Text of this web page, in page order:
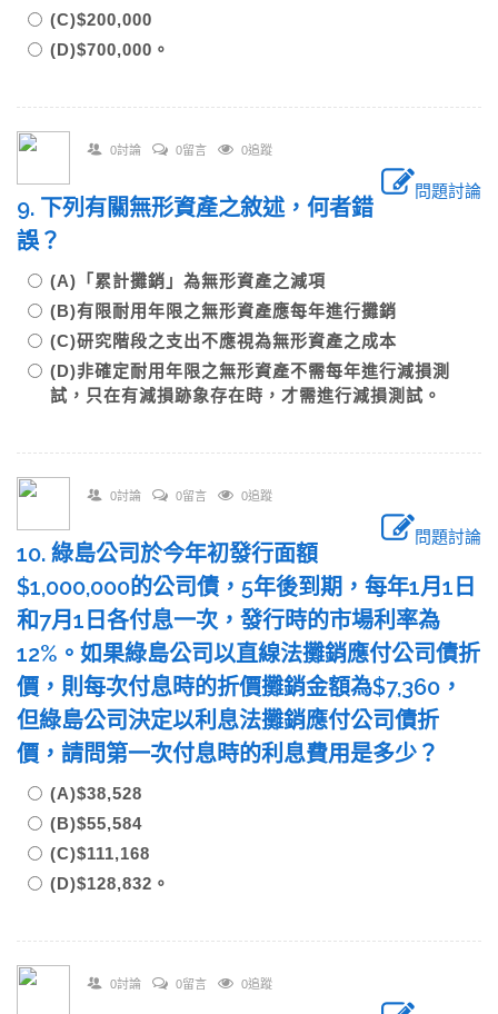
(C)$200,000
(D)$700,000。
0討論 0留言 0追蹤
問題討論
9. 下列有關無形資產之敘述，何者錯
誤？
(A)「累計攤銷」為無形資產之減項
(B)有限耐用年限之無形資產應每年進行攤銷
(C)研究階段之支出不應視為無形資產之成本
(D)非確定耐用年限之無形資產不需每年進行減損測
試，只在有減損跡象存在時，才需進行減損測試。
0討論 0留言 0追蹤
問題討論
10. 綠島公司於今年初發行面額
$1,000,000的公司債，5年後到期，每年1月1日
和7月1日各付息一次，發行時的市場利率為
12%。如果綠島公司以直線法攤銷應付公司債折
價，則每次付息時的折價攤銷金額為$7,360，
但綠島公司決定以利息法攤銷應付公司債折
價，請問第一次付息時的利息費用是多少？
(A)$38,528
(B)$55,584
(C)$111,168
(D)$128,832。
0討論 0留言 0追蹤